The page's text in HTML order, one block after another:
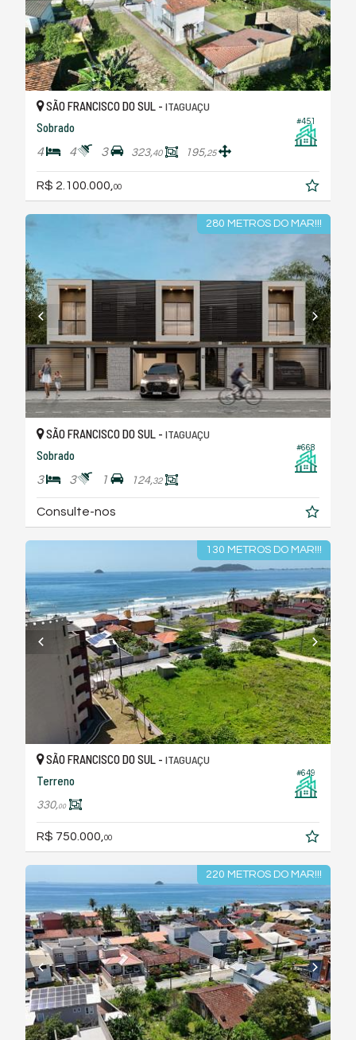
#451
SÃO FRANCISCO DO SUL - ITAGUAÇU
Sobrado
4 4 3 323,40 195,25
R$ 2.100.000, 00
280 METROS DO MAR!!!
#668
SÃO FRANCISCO DO SUL - ITAGUAÇU
Sobrado
3 3 1 124,32
Consulte-nos
130 METROS DO MAR!!!
#649
SÃO FRANCISCO DO SUL - ITAGUAÇU
Terreno
330,00
R$ 750.000,00
220 METROS DO MAR!!!